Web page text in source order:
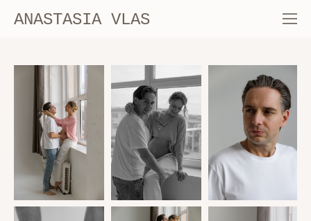
ANASTASIA VLAS